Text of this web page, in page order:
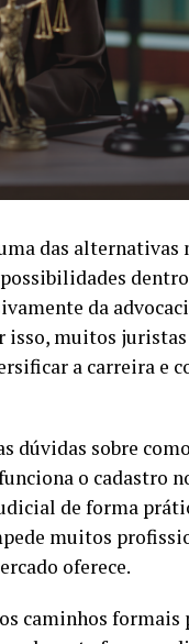
das alternativas
da
muitos juristas
a carreira e
dúvidas sobre
o cadastro
de forma
muitos
oferece.
caminhos formais